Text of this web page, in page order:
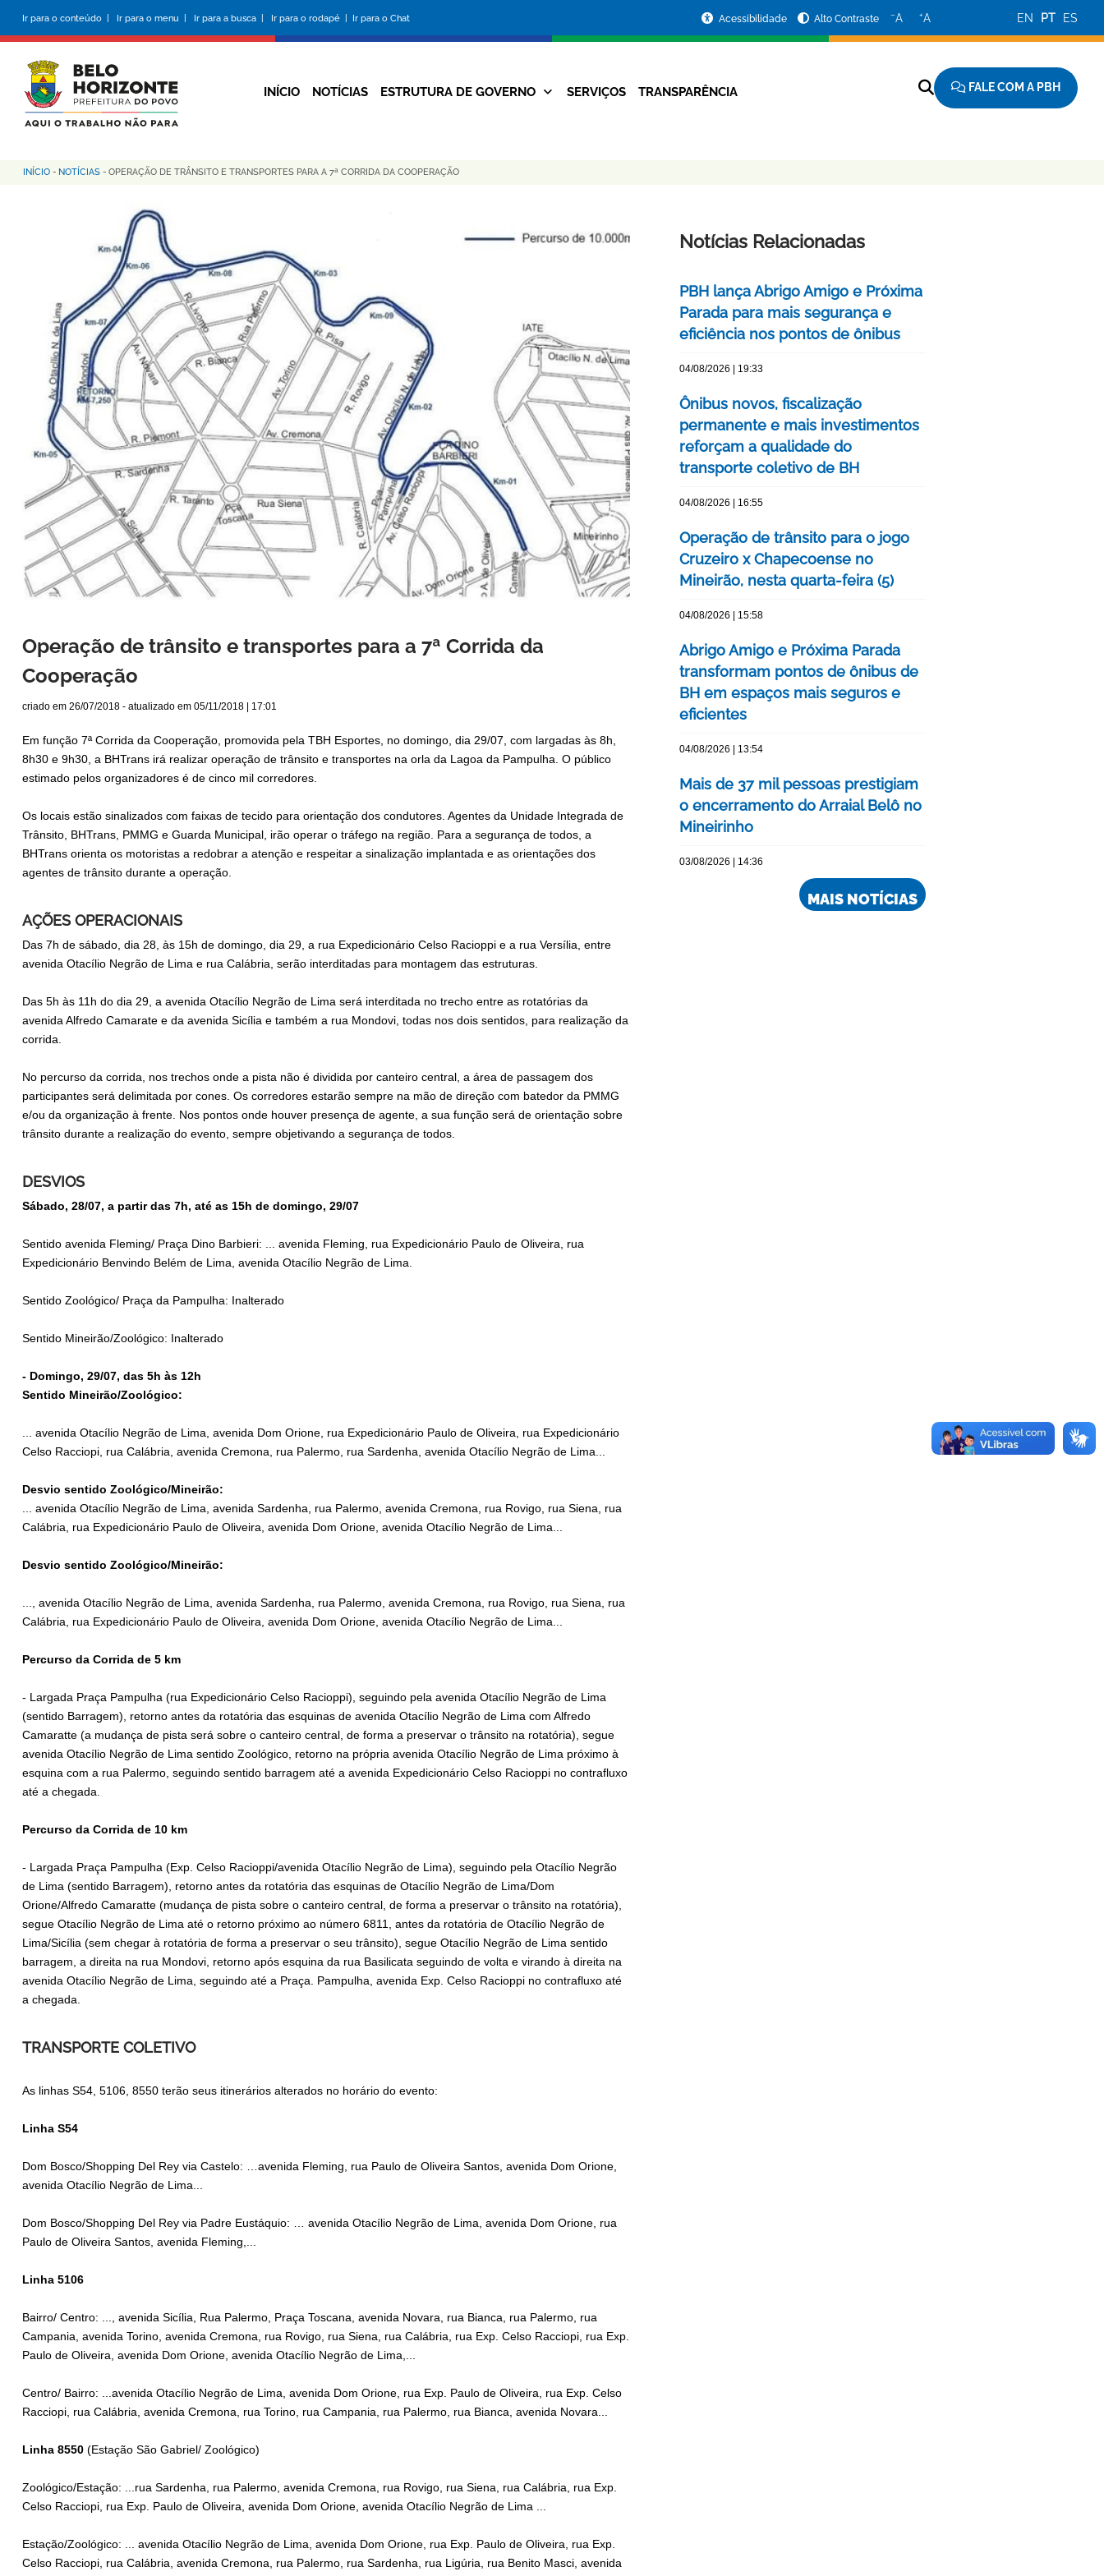
conteúdo
principal
Ir para o conteúdo | Ir para o menu | Ir para a busca | Ir para o rodapé | Ir para o Chat
da
Prefeitura
Acessibilidade Alto Contraste −A +A EN PT ES
Navegação
INÍCIO NOTÍCIAS ESTRUTURA DE GOVERNO SERVIÇOS TRANSPARÊNCIA FALE COM A PBH
Trilha
INÍCIO - NOTÍCIAS - OPERAÇÃO DE TRÂNSITO E TRANSPORTES PARA A 7ª CORRIDA DA COOPERAÇÃO
Operação de trânsito e transportes para a 7ª Corrida da
Cooperação
criado em 26/07/2018 - atualizado em 05/11/2018 | 17:01
Em função 7ª Corrida da Cooperação, promovida pela TBH Esportes, no domingo, dia 29/07, com largadas às 8h,
8h30 e 9h30, a BHTrans irá realizar operação de trânsito e transportes na orla da Lagoa da Pampulha. O público
estimado pelos organizadores é de cinco mil corredores.
Os locais estão sinalizados com faixas de tecido para orientação dos condutores. Agentes da Unidade Integrada de
Trânsito, BHTrans, PMMG e Guarda Municipal, irão operar o tráfego na região. Para a segurança de todos, a
BHTrans orienta os motoristas a redobrar a atenção e respeitar a sinalização implantada e as orientações dos
agentes de trânsito durante a operação.
AÇÕES OPERACIONAIS
Das 7h de sábado, dia 28, às 15h de domingo, dia 29, a rua Expedicionário Celso Racioppi e a rua Versília, entre
avenida Otacílio Negrão de Lima e rua Calábria, serão interditadas para montagem das estruturas.
Das 5h às 11h do dia 29, a avenida Otacílio Negrão de Lima será interditada no trecho entre as rotatórias da
avenida Alfredo Camarate e da avenida Sicília e também a rua Mondovi, todas nos dois sentidos, para realização da
corrida.
No percurso da corrida, nos trechos onde a pista não é dividida por canteiro central, a área de passagem dos
participantes será delimitada por cones. Os corredores estarão sempre na mão de direção com batedor da PMMG
e/ou da organização à frente. Nos pontos onde houver presença de agente, a sua função será de orientação sobre
trânsito durante a realização do evento, sempre objetivando a segurança de todos.
DESVIOS
Sábado, 28/07, a partir das 7h, até as 15h de domingo, 29/07
Sentido avenida Fleming/ Praça Dino Barbieri: ... avenida Fleming, rua Expedicionário Paulo de Oliveira, rua
Expedicionário Benvindo Belém de Lima, avenida Otacílio Negrão de Lima.
Sentido Zoológico/ Praça da Pampulha: Inalterado
Sentido Mineirão/Zoológico: Inalterado
- Domingo, 29/07, das 5h às 12h
Sentido Mineirão/Zoológico:
... avenida Otacílio Negrão de Lima, avenida Dom Orione, rua Expedicionário Paulo de Oliveira, rua Expedicionário
Celso Racciopi, rua Calábria, avenida Cremona, rua Palermo, rua Sardenha, avenida Otacílio Negrão de Lima...
Desvio sentido Zoológico/Mineirão:
... avenida Otacílio Negrão de Lima, avenida Sardenha, rua Palermo, avenida Cremona, rua Rovigo, rua Siena, rua
Calábria, rua Expedicionário Paulo de Oliveira, avenida Dom Orione, avenida Otacílio Negrão de Lima...
Desvio sentido Zoológico/Mineirão:
..., avenida Otacílio Negrão de Lima, avenida Sardenha, rua Palermo, avenida Cremona, rua Rovigo, rua Siena, rua
Calábria, rua Expedicionário Paulo de Oliveira, avenida Dom Orione, avenida Otacílio Negrão de Lima...
Percurso da Corrida de 5 km
- Largada Praça Pampulha (rua Expedicionário Celso Racioppi), seguindo pela avenida Otacílio Negrão de Lima
(sentido Barragem), retorno antes da rotatória das esquinas de avenida Otacílio Negrão de Lima com Alfredo
Camaratte (a mudança de pista será sobre o canteiro central, de forma a preservar o trânsito na rotatória), segue
avenida Otacílio Negrão de Lima sentido Zoológico, retorno na própria avenida Otacílio Negrão de Lima próximo à
esquina com a rua Palermo, seguindo sentido barragem até a avenida Expedicionário Celso Racioppi no contrafluxo
até a chegada.
Percurso da Corrida de 10 km
- Largada Praça Pampulha (Exp. Celso Racioppi/avenida Otacílio Negrão de Lima), seguindo pela Otacílio Negrão
de Lima (sentido Barragem), retorno antes da rotatória das esquinas de Otacílio Negrão de Lima/Dom
Orione/Alfredo Camaratte (mudança de pista sobre o canteiro central, de forma a preservar o trânsito na rotatória),
segue Otacílio Negrão de Lima até o retorno próximo ao número 6811, antes da rotatória de Otacílio Negrão de
Lima/Sicília (sem chegar à rotatória de forma a preservar o seu trânsito), segue Otacílio Negrão de Lima sentido
barragem, a direita na rua Mondovi, retorno após esquina da rua Basilicata seguindo de volta e virando à direita na
avenida Otacílio Negrão de Lima, seguindo até a Praça. Pampulha, avenida Exp. Celso Racioppi no contrafluxo até
a chegada.
TRANSPORTE COLETIVO
As linhas S54, 5106, 8550 terão seus itinerários alterados no horário do evento:
Linha S54
Dom Bosco/Shopping Del Rey via Castelo: …avenida Fleming, rua Paulo de Oliveira Santos, avenida Dom Orione,
avenida Otacílio Negrão de Lima...
Dom Bosco/Shopping Del Rey via Padre Eustáquio: … avenida Otacílio Negrão de Lima, avenida Dom Orione, rua
Paulo de Oliveira Santos, avenida Fleming,...
Linha 5106
Bairro/ Centro: ..., avenida Sicília, Rua Palermo, Praça Toscana, avenida Novara, rua Bianca, rua Palermo, rua
Campania, avenida Torino, avenida Cremona, rua Rovigo, rua Siena, rua Calábria, rua Exp. Celso Racciopi, rua Exp.
Paulo de Oliveira, avenida Dom Orione, avenida Otacílio Negrão de Lima,...
Centro/ Bairro: ...avenida Otacílio Negrão de Lima, avenida Dom Orione, rua Exp. Paulo de Oliveira, rua Exp. Celso
Racciopi, rua Calábria, avenida Cremona, rua Torino, rua Campania, rua Palermo, rua Bianca, avenida Novara...
Linha 8550 (Estação São Gabriel/ Zoológico)
Zoológico/Estação: ...rua Sardenha, rua Palermo, avenida Cremona, rua Rovigo, rua Siena, rua Calábria, rua Exp.
Celso Racciopi, rua Exp. Paulo de Oliveira, avenida Dom Orione, avenida Otacílio Negrão de Lima ...
Estação/Zoológico: ... avenida Otacílio Negrão de Lima, avenida Dom Orione, rua Exp. Paulo de Oliveira, rua Exp.
Celso Racciopi, rua Calábria, avenida Cremona, rua Palermo, rua Sardenha, rua Ligúria, rua Benito Masci, avenida
Notícias Relacionadas
PBH lança Abrigo Amigo e Próxima
Parada para mais segurança e
eficiência nos pontos de ônibus
04/08/2026 | 19:33
Ônibus novos, fiscalização
permanente e mais investimentos
reforçam a qualidade do
transporte coletivo de BH
04/08/2026 | 16:55
Operação de trânsito para o jogo
Cruzeiro x Chapecoense no
Mineirão, nesta quarta-feira (5)
04/08/2026 | 15:58
Abrigo Amigo e Próxima Parada
transformam pontos de ônibus de
BH em espaços mais seguros e
eficientes
04/08/2026 | 13:54
Mais de 37 mil pessoas prestigiam
o encerramento do Arraial Belô no
Mineirinho
03/08/2026 | 14:36
MAIS NOTÍCIAS